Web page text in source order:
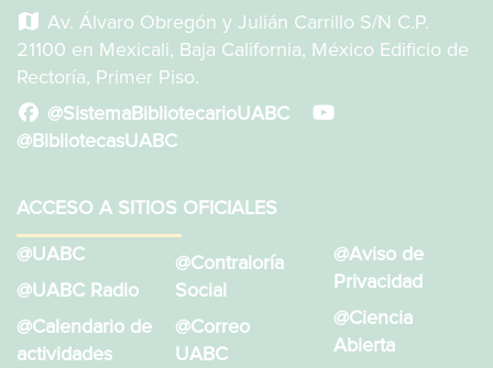
Av. Álvaro Obregón y Julián Carrillo S/N C.P.
21100 en Mexicali, Baja California, México Edificio de
Rectoría, Primer Piso.
@SistemaBibliotecarioUABC
@BibliotecasUABC
ACCESO A SITIOS OFICIALES
@UABC
@UABC Radio
@Calendario de
actividades
@Contraloría
Social
@Correo
UABC
@Aviso de
Privacidad
@Ciencia
Abierta